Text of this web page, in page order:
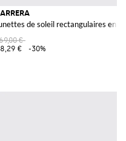
de soleil rectangulaires en
€
€
-30%